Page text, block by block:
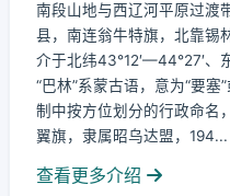
南段山地与西辽河平原过渡
县，南连翁牛特旗，北靠锡
介于北纬43°12′—44°27′、
“巴林”系蒙古语，意为“要塞
制中按方位划分的行政命名
翼旗，隶属昭乌达盟，194...
查看更多介绍